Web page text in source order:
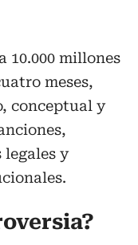
10.000 millones
meses,
conceptual y
legales y